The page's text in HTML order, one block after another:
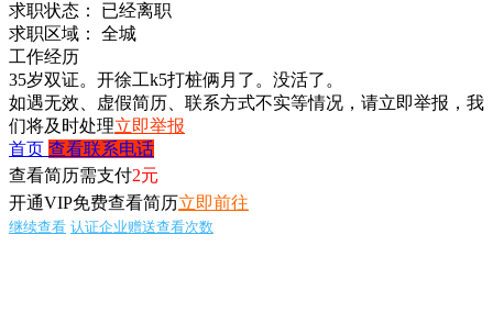
求职状态：
已经离职
求职区域：
全城
工作经历
35岁双证。开徐工k5打桩俩月了。没活了。
如遇无效、虚假简历、联系方式不实等情况，请立即举报，我
们将及时处理立即举报
首页 查看联系电话
查看简历需支付2元
开通VIP免费查看简历立即前往
继续查看 认证企业赠送查看次数